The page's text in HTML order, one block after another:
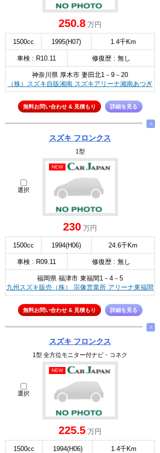
250.8 万円
1500cc 1995(H07) 1.4千Km
車検 : R10.11 修復歴 : 無し
神奈川県 厚木市 妻田北1－9－20
（株）スズキ自販湘南 スズキアリーナ湘南あつぎ
無料お問い合わせ & 見積もり 詳細を見る
∧
スズキ フロンクス
1型
選択
NEW
230 万円
1500cc 1994(H06) 24.6千Km
車検 : R09.11 修復歴 : 無し
福岡県 福津市 東福間1－4－5
九州スズキ販売（株） 宗像営業所 アリーナ東福間
無料お問い合わせ & 見積もり 詳細を見る
∧
スズキ フロンクス
1型 全方位モニター付ナビ・コネク
選択
NEW
225.5 万円
1500cc 1994(H06) 1.4千Km